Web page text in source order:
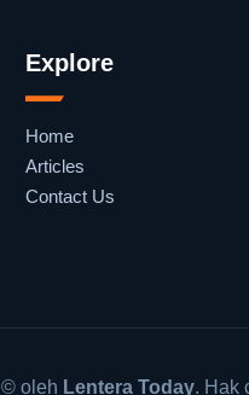
Explore
Home
Articles
Contact Us
© oleh Lentera Today. Hak